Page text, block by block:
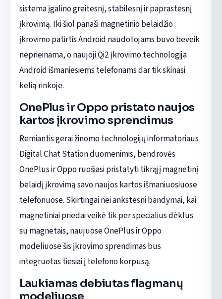
sistema įgalino greitesnį, stabilesnį ir paprastesnį
įkrovimą. Iki šiol panaši magnetinio belaidžio
įkrovimo patirtis Android naudotojams buvo beveik
neprieinama, o naujoji Qi2 įkrovimo technologija
Android išmaniesiems telefonams dar tik skinasi
kelią rinkoje.
OnePlus ir Oppo pristato naujos
kartos įkrovimo sprendimus
Remiantis gerai žinomo technologijų informatoriaus
Digital Chat Station duomenimis, bendrovės
OnePlus ir Oppo ruošiasi pristatyti tikrąjį magnetinį
belaidį įkrovimą savo naujos kartos išmaniuosiuose
telefonuose. Skirtingai nei ankstesni bandymai, kai
magnetiniai priedai veikė tik per specialius dėklus
su magnetais, naujuose OnePlus ir Oppo
modeliuose šis įkrovimo sprendimas bus
integruotas tiesiai į telefono korpusą.
Laukiamas debiutas flagmanų
modeliuose